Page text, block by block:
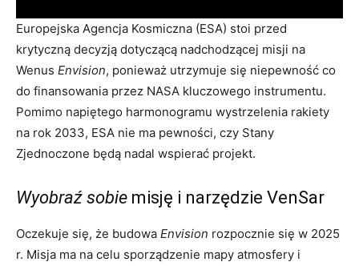
Europejska Agencja Kosmiczna (ESA) stoi przed
krytyczną decyzją dotyczącą nadchodzącej misji na
Wenus Envision, ponieważ utrzymuje się niepewność co
do finansowania przez NASA kluczowego instrumentu.
Pomimo napiętego harmonogramu wystrzelenia rakiety
na rok 2033, ESA nie ma pewności, czy Stany
Zjednoczone będą nadal wspierać projekt.
Wyobraź sobie misję i narzędzie VenSar
Oczekuje się, że budowa Envision rozpocznie się w 2025
r. Misja ma na celu sporządzenie mapy atmosfery i